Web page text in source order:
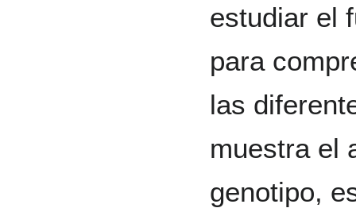
estudiar el
para
las
muestra el
genotipo,